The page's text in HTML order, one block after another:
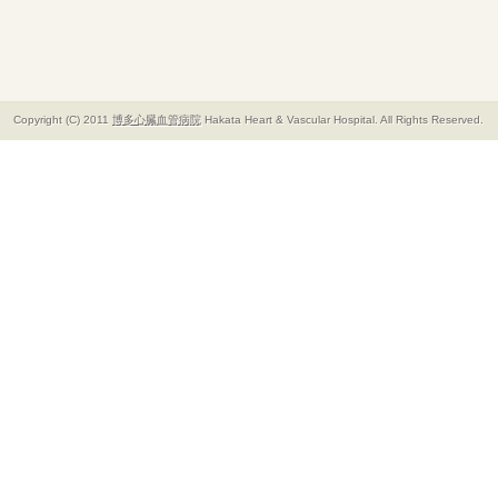
Copyright (C) 2011 博多心臓血管病院 Hakata Heart & Vascular Hospital. All Rights Reserved.